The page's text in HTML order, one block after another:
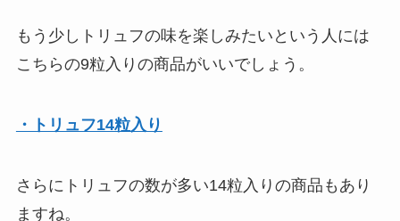
もう少しトリュフの味を楽しみたいという人には
こちらの9粒入りの商品がいいでしょう。
・トリュフ14粒入り
さらにトリュフの数が多い14粒入りの商品もあり
ますね。